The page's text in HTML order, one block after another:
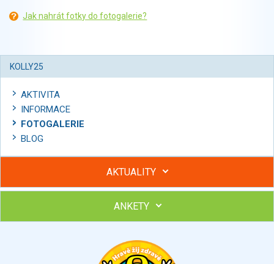
Jak nahrát fotky do fotogalerie?
KOLLY25
AKTIVITA
INFORMACE
FOTOGALERIE
BLOG
AKTUALITY
Hubněte s podporou lektorky a skupiny v kurzech STOBu
Chcete poradit s hubnutím? Najděte si odborníka STOBu ve
ANKETY